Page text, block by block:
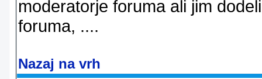
moderatorje foruma ali jim
foruma, ....
Nazaj na vrh